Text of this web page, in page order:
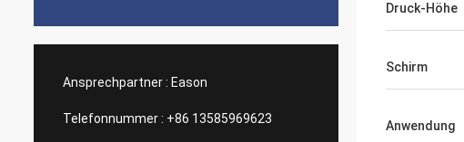
Ansprechpartner : Eason
Telefonnummer : +86 13585969623
Druck-Höhe
Schirm
Anwendung